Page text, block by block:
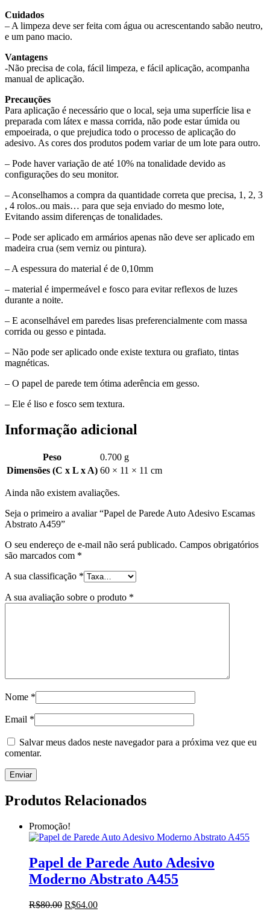
Cuidados
– A limpeza deve ser feita com água ou acrescentando sabão neutro,
e um pano macio.
Vantagens
-Não precisa de cola, fácil limpeza, e fácil aplicação, acompanha
manual de aplicação.
Precauções
Para aplicação é necessário que o local, seja uma superfície lisa e
preparada com látex e massa corrida, não pode estar úmida ou
empoeirada, o que prejudica todo o processo de aplicação do
adesivo. As cores dos produtos podem variar de um lote para outro.
– Pode haver variação de até 10% na tonalidade devido as
configurações do seu monitor.
– Aconselhamos a compra da quantidade correta que precisa, 1, 2, 3
, 4 rolos..ou mais… para que seja enviado do mesmo lote,
Evitando assim diferenças de tonalidades.
– Pode ser aplicado em armários apenas não deve ser aplicado em
madeira crua (sem verniz ou pintura).
– A espessura do material é de 0,10mm
– material é impermeável e fosco para evitar reflexos de luzes
durante a noite.
– E aconselhável em paredes lisas preferencialmente com massa
corrida ou gesso e pintada.
– Não pode ser aplicado onde existe textura ou grafiato, tintas
magnéticas.
– O papel de parede tem ótima aderência em gesso.
– Ele é liso e fosco sem textura.
Informação adicional
Peso
0.700 g
Dimensões (C x L x A) 60 × 11 × 11 cm
Ainda não existem avaliações.
Seja o primeiro a avaliar “Papel de Parede Auto Adesivo Escamas
Abstrato A459”
O seu endereço de e-mail não será publicado. Campos obrigatórios
são marcados com *
A sua classificação *
A sua avaliação sobre o produto *
Nome *
Email *
Salvar meus dados neste navegador para a próxima vez que eu
comentar.
Produtos Relacionados
Promoção!
Papel de Parede Auto Adesivo
Moderno Abstrato A455
R$80.00 O
R$64.00O